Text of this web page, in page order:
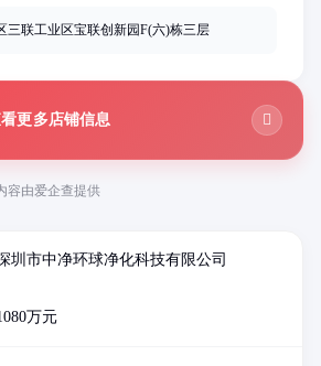
容由爱企查提供
圳市中净环球净化科技有限公司
万元
三联工业区宝联创新园F(六)栋三层
更多店铺信息